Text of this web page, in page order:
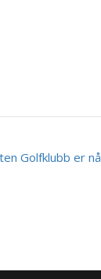
Golfklubb er nå